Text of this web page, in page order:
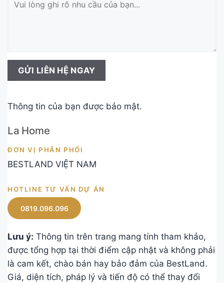
Thông tin của bạn được bảo mật.
La Home
ĐƠN VỊ PHÂN PHỐI
BESTLAND VIỆT NAM
HOTLINE TƯ VẤN DỰ ÁN
0819.096.096
Lưu ý: Thông tin trên trang mang tính tham khảo,
được tổng hợp tại thời điểm cập nhật và không phải
là cam kết, chào bán hay bảo đảm của BestLand.
Giá, diện tích, pháp lý và tiến độ có thể thay đổi